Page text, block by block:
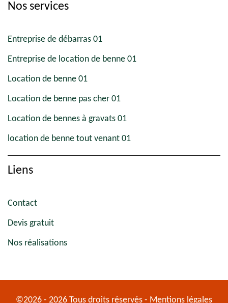
Nos services
Entreprise de débarras 01
Entreprise de location de benne 01
Location de benne 01
Location de benne pas cher 01
Location de bennes à gravats 01
location de benne tout venant 01
Liens
Contact
Devis gratuit
Nos réalisations
©2026 - 2026 Tous droits réservés - Mentions légales